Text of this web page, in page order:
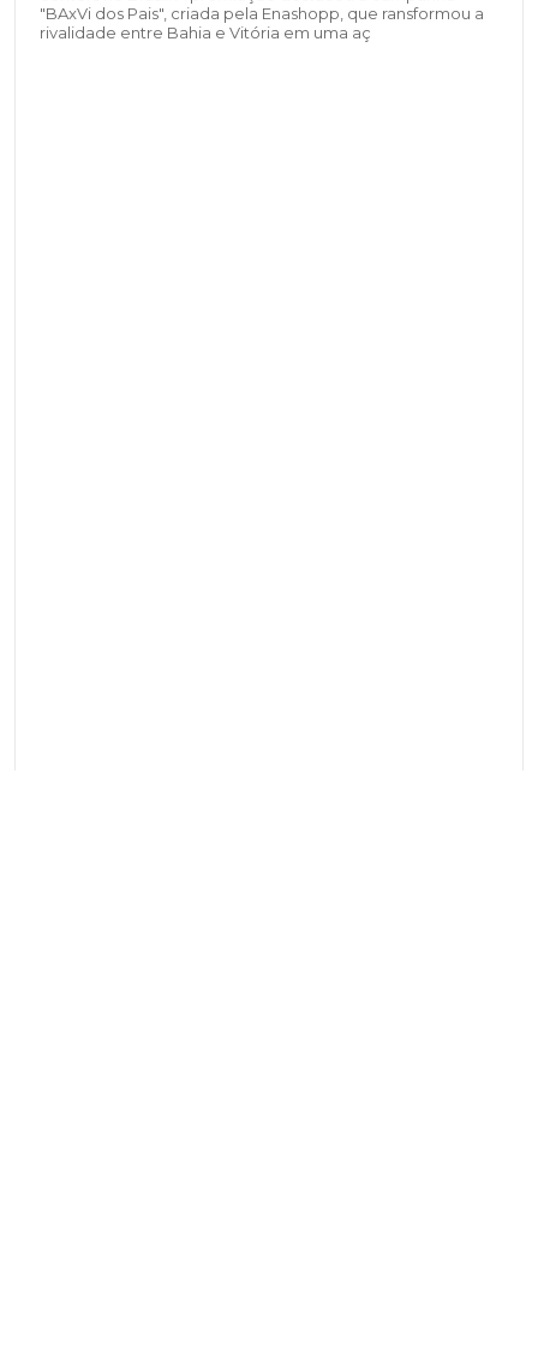
"BAxVi dos Pais", criada pela Enashopp, que ransformou a
rivalidade entre Bahia e Vitória em uma aç